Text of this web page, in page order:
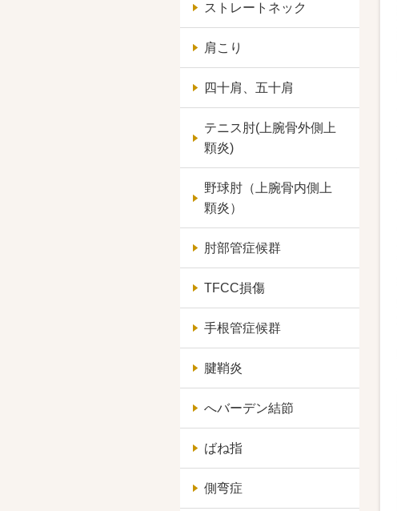
ストレートネック
肩こり
四十肩、五十肩
テニス肘(上腕骨外側上
顆炎)
野球肘（上腕骨内側上
顆炎）
肘部管症候群
TFCC損傷
手根管症候群
腱鞘炎
へバーデン結節
ばね指
側弯症